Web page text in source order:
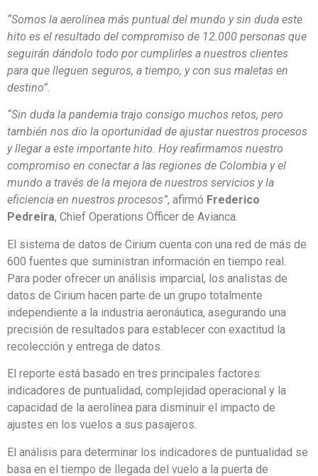
“Somos la aerolínea más puntual del mundo y sin duda este
hito es el resultado del compromiso de 12.000 personas que
seguirán dándolo todo por cumplirles a nuestros clientes
para que lleguen seguros, a tiempo, y con sus maletas en
destino”.
“Sin duda la pandemia trajo consigo muchos retos, pero
también nos dio la oportunidad de ajustar nuestros procesos
y llegar a este importante hito. Hoy reafirmamos nuestro
compromiso en conectar a las regiones de Colombia y el
mundo a través de la mejora de nuestros servicios y la
eficiencia en nuestros procesos”, afirmó Frederico
Pedreira, Chief Operations Officer de Avianca.
El sistema de datos de Cirium cuenta con una red de más de
600 fuentes que suministran información en tiempo real.
Para poder ofrecer un análisis imparcial, los analistas de
datos de Cirium hacen parte de un grupo totalmente
independiente a la industria aeronáutica, asegurando una
precisión de resultados para establecer con exactitud la
recolección y entrega de datos.
El reporte está basado en tres principales factores:
indicadores de puntualidad, complejidad operacional y la
capacidad de la aerolínea para disminuir el impacto de
ajustes en los vuelos a sus pasajeros.
El análisis para determinar los indicadores de puntualidad se
basa en el tiempo de llegada del vuelo a la puerta de